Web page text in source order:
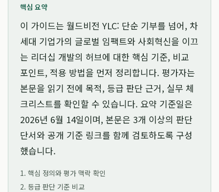
핵심 요약
이 가이드는 월드비전 YLC: 단순 기부를 넘어, 차
세대 기업가의 글로벌 임팩트와 사회혁신을 이끄
는 리더십 개발의 허브에 대한 핵심 기준, 비교
포인트, 적용 방법을 먼저 정리합니다. 평가자는
본문을 읽기 전에 목적, 등급 판단 근거, 실무 체
크리스트를 확인할 수 있습니다. 요약 기준일은
2026년 6월 14일이며, 본문은 3개 이상의 판단
단서와 공개 기준 링크를 함께 검토하도록 구성
했습니다.
1. 핵심 정의와 평가 맥락 확인
2. 등급 판단 기준 비교